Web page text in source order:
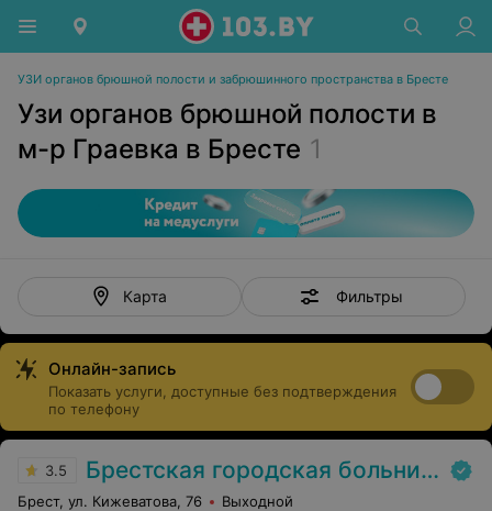
УЗИ органов брюшной полости и забрюшинного пространства в Бресте
Узи органов брюшной полости в
м-р Граевка в Бресте 1
Карта Фильтры
Онлайн-запись
Показать услуги, доступные без подтверждения
по телефону
3.5 Брестская городская больница № 1
Брест, ул. Кижеватова, 76 Выходной